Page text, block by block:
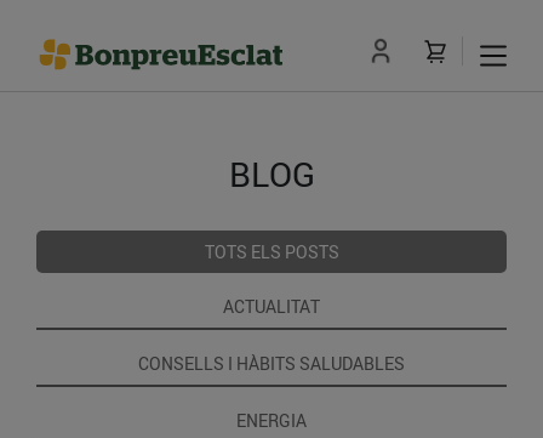
BLOG
TOTS ELS POSTS
ACTUALITAT
CONSELLS I HÀBITS SALUDABLES
ENERGIA